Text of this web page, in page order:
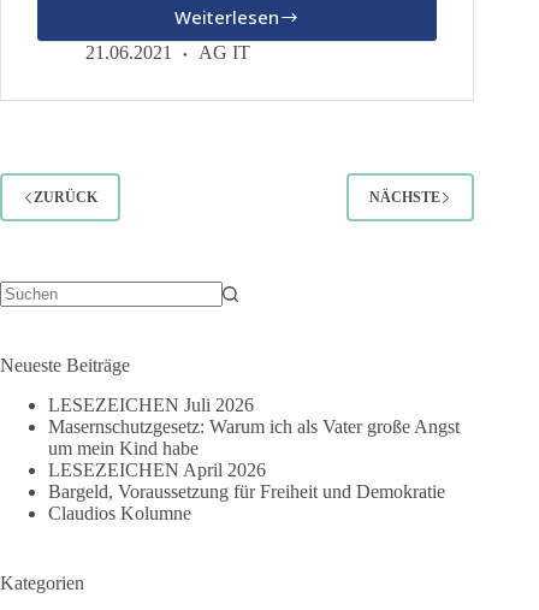
Weiterlesen
Wir
sind
erster
Wertegemeinschaft
21.06.2021 AG IT
ZURÜCK NÄCHSTE
Neueste Beiträge
LESEZEICHEN Juli 2026
Masernschutzgesetz: Warum ich als Vater große Angst
um mein Kind habe
LESEZEICHEN April 2026
Bargeld, Voraussetzung für Freiheit und Demokratie
Claudios Kolumne
Kategorien